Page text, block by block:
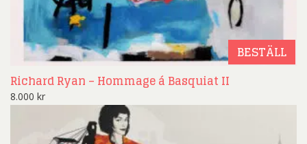
BESTÄLL
Richard Ryan – Hommage á Basquiat II
8.000 kr